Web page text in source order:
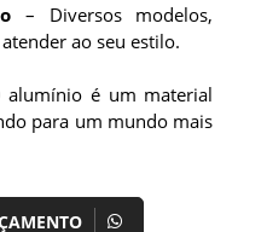
– Diversos modelos,
ao seu estilo.
alumínio é um material
para um mundo mais